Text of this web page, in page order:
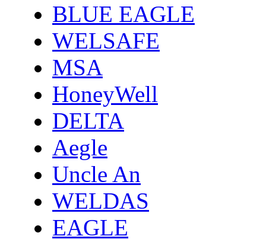
BLUE EAGLE
WELSAFE
MSA
HoneyWell
DELTA
Aegle
Uncle An
WELDAS
EAGLE